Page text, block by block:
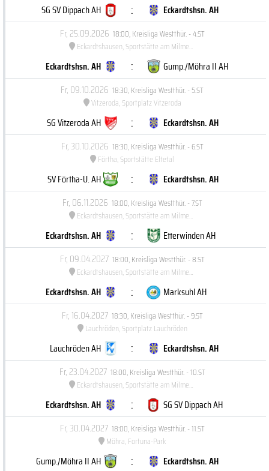
SG SV Dippach AH :
Eckardtshsn. AH
Fr, 25.09.2026 18:00,Kreisliga Westthür. - 4.ST
Eckardtshausen, Sportstätte am Milmesberg
Eckardtshsn. AH :
Gump./Möhra II AH
Fr, 09.10.2026 18:30,Kreisliga Westthür. - 5.ST
Vitzeroda, Sportplatz Vitzeroda
SG Vitzeroda AH :
Eckardtshsn. AH
Fr, 30.10.2026 18:30,Kreisliga Westthür. - 6.ST
Förtha, Sportstätte Eltetal
SV Förtha-U. AH :
Eckardtshsn. AH
Fr, 06.11.2026 18:00,Kreisliga Westthür. - 7.ST
Eckardtshausen, Sportstätte am Milmesberg
Eckardtshsn. AH :
Etterwinden AH
Fr, 09.04.2027 18:00,Kreisliga Westthür. - 8.ST
Eckardtshausen, Sportstätte am Milmesberg
Eckardtshsn. AH :
Marksuhl AH
Fr, 16.04.2027 18:30,Kreisliga Westthür. - 9.ST
Lauchröden, Sportplatz Lauchröden
Lauchröden AH :
Eckardtshsn. AH
Fr, 23.04.2027 18:00,Kreisliga Westthür. - 10.ST
Eckardtshausen, Sportstätte am Milmesberg
Eckardtshsn. AH :
SG SV Dippach AH
Fr, 30.04.2027 18:00,Kreisliga Westthür. - 11.ST
Möhra, Fortuna-Park
Gump./Möhra II AH :
Eckardtshsn. AH